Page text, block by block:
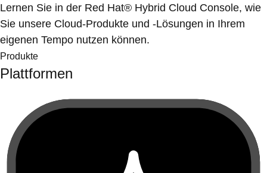
Lernen Sie in der Red Hat® Hybrid Cloud Console, wie
Sie unsere Cloud-Produkte und -Lösungen in Ihrem
eigenen Tempo nutzen können.
Produkte
Plattformen